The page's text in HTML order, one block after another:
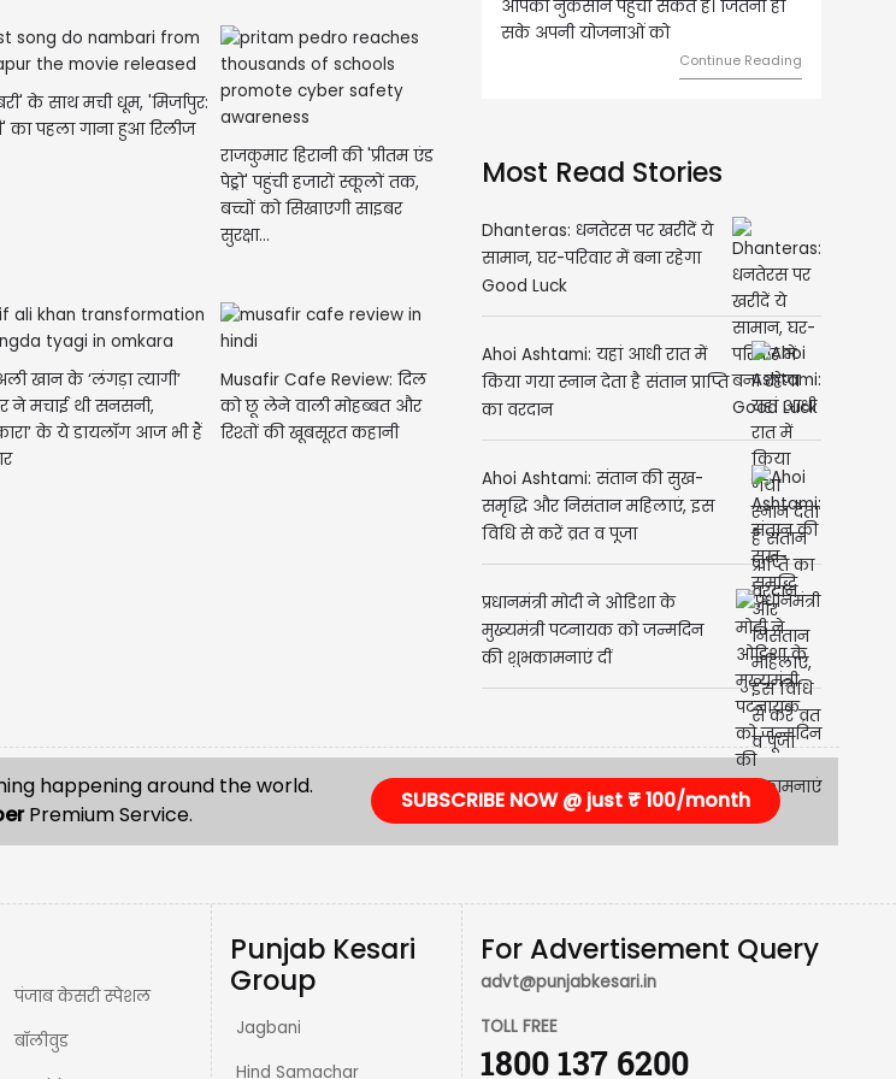
के साथ मची धूम, 'मिर्जापुर:
का पहला गाना हुआ रिलीज
राजकुमार हिरानी की 'प्रीतम एंड
पेड्रो' पहुंची हजारों स्कूलों तक,
बच्चों को सिखाएगी साइबर
सुरक्षा...
खान के ‘लंगड़ा त्यागी’
ने मचाई थी सनसनी,
के ये डायलॉग आज भी हैं
Musafir Cafe Review: दिल
को छू लेने वाली मोहब्बत और
रिश्तों की खूबसूरत कहानी
आपको नुकसान पहुंचा सकते हैं। जितना हो
सके अपनी योजनाओं को
हुए कार्यों में गति आएगी। युवा वर्ग
को लेकर ज्यादा फोकस रहेंगे।
Most Read Stories
Dhanteras: धनतेरस पर खरीदें ये
सामान, घर-परिवार में बना रहेगा
Good Luck
Ahoi Ashtami: यहां आधी रात में
किया गया स्नान देता है संतान प्राप्ति
का वरदान
Ahoi Ashtami: संतान की सुख-
समृद्धि और निसंतान महिलाएं, इस
विधि से करें व्रत व पूजा
प्रधानमंत्री मोदी ने ओडिशा के
मुख्यमंत्री पटनायक को जन्मदिन
की शुभकामनाएं दीं
happening around the world.
Premium Service.
SUBSCRIBE NOW @ just ₹ 100/month
पंजाब केसरी स्पेशल
बॉलीवुड
Punjab Kesari
Group
Jagbani
Hind Samachar
For Advertisement Query
advt@punjabkesari.in
TOLL FREE
1800 137 6200